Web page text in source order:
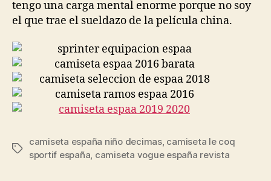
tengo una carga mental enorme porque no soy
el que trae el sueldazo de la película china.
Etiquetas
camiseta españa niño decimas, camiseta le coq
sportif españa, camiseta vogue españa revista